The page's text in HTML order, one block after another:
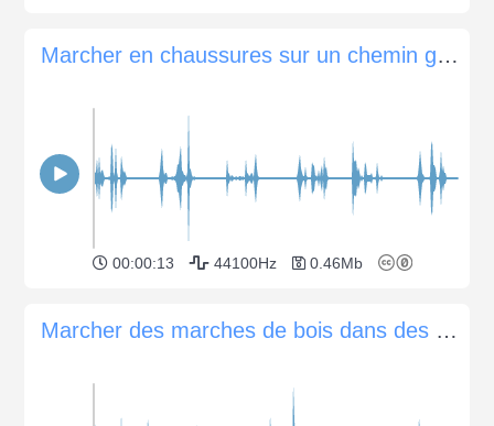
Marcher en chaussures sur un chemin granuleux
00:00:13 44100Hz 0.46Mb
Marcher des marches de bois dans des chaussures